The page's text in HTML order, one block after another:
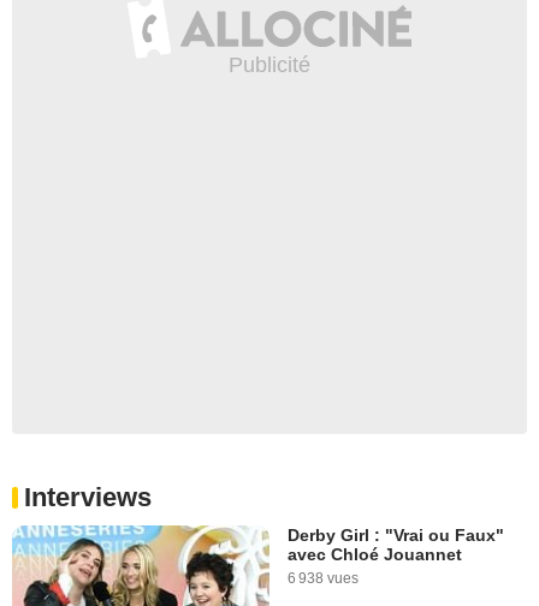
Interviews
Derby Girl : "Vrai ou Faux"
avec Chloé Jouannet
6 938 vues